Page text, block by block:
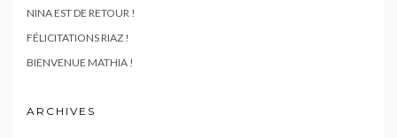
NINA EST DE RETOUR !
FÉLICITATIONS RIAZ !
BIENVENUE MATHIA !
ARCHIVES